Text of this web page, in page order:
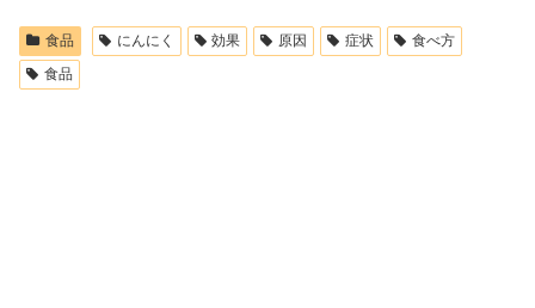
食品 にんにく 効果 原因 症状
食べ方
食品